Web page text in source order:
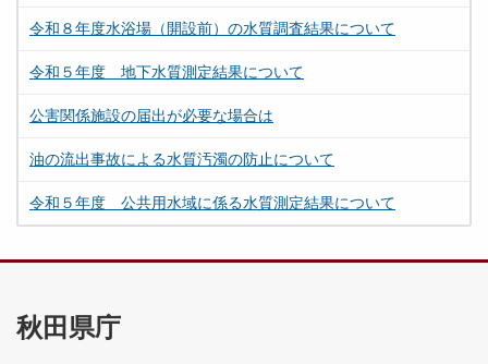
令和８年度水浴場（開設前）の水質調査結果について
令和５年度 地下水質測定結果について
公害関係施設の届出が必要な場合は
油の流出事故による水質汚濁の防止について
令和５年度 公共用水域に係る水質測定結果について
秋田県庁